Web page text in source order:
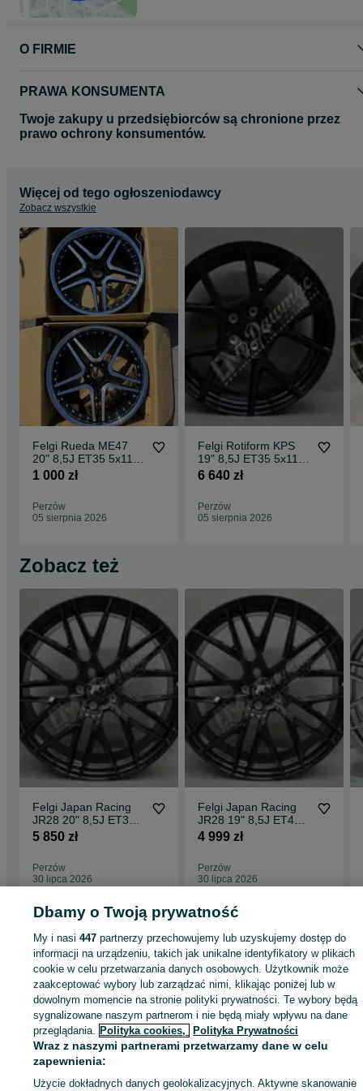
stronie www.dawmac.eu
O FIRMIE
PRAWA KONSUMENTA
Twoje zakupy u przedsiębiorców są chronione przez
prawo ochrony konsumentów.
Więcej od tego ogłoszeniodawcy
Zobacz wszystkie
Felgi Rueda ME47
20" 8,5J ET35 5x112
CBKF1 / 2 sztuki
1 000 zł
Perzów
05 sierpnia 2026
Felgi Rotiform KPS
19" 8,5J ET35 5x112
Matte Black Face w/
6 640 zł
Perzów
05 sierpnia 2026
Zobacz też
Felgi Japan Racing
JR28 20" 8,5J ET35
5x112 Gloss Black
5 850 zł
Perzów
30 lipca 2026
Felgi Japan Racing
JR28 19" 8,5J ET40
5x112 Gloss Black
4 999 zł
Perzów
30 lipca 2026
Strona główna Motoryzacja Opony i Felgi Felgi Felgi - Wielkopolskie
- Perzów
KATEGORIA
928459256 Wyświetlenia:
Zadzwoń / SMS Wyślij wiadomość
Dbamy o Twoją prywatność
My i nasi447 partnerzy przechowujemy lub uzyskujemy dostęp do
informacji na urządzeniu, takich jak unikalne identyfikatory w plikach
cookie w celu przetwarzania danych osobowych. Użytkownik może
zaakceptować wybory lub zarządzać nimi, klikając poniżej lub w
dowolnym momencie na stronie polityki prywatności. Te wybory będą
sygnalizowane naszym partnerom i nie będą miały wpływu na dane
przeglądania. Polityka cookies, Polityka Prywatności
Wraz z naszymi partnerami przetwarzamy dane w celu
zapewnienia:
Użycie dokładnych danych geolokalizacyjnych. Aktywne skanowanie